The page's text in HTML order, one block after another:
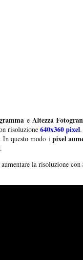
e Altezza
risoluzione 640x360 pixel
. In questo modo i pixel
.
la risoluzione con